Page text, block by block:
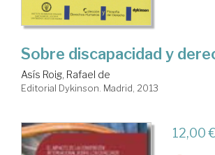
Sobre discapacidad y
Asís Roig, Rafael de
Editorial Dykinson. Madrid, 2013
12,00 €